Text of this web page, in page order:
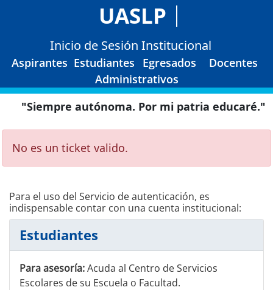
UASLP
Inicio de Sesión Institucional
Aspirantes Estudiantes Egresados
Docentes
Administrativos
"Siempre autónoma. Por mi patria educaré."
No es un ticket valido.
Para el uso del Servicio de autenticación, es
indispensable contar con una cuenta institucional:
Estudiantes
Para asesoría:Acuda al Centro de Servicios
Escolares de su Escuela o Facultad.